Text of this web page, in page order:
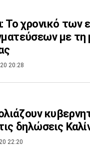
Το χρονικό των
με
20:28
δηλώσεις
22:20